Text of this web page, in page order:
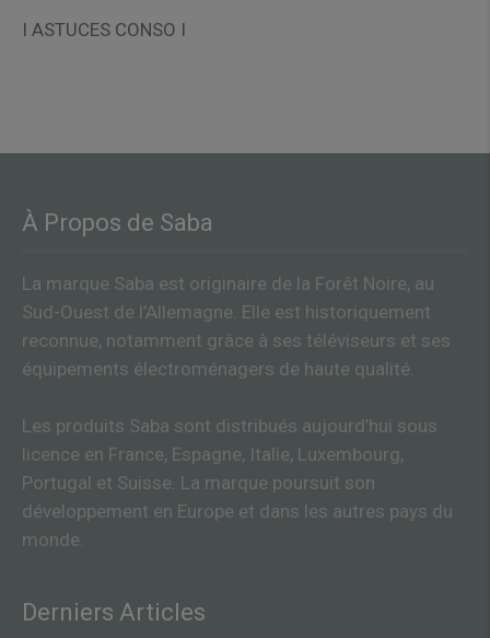
I ASTUCES CONSO I
À Propos de Saba
La marque Saba est originaire de la Forêt Noire, au
Sud-Ouest de l’Allemagne. Elle est historiquement
reconnue, notamment grâce à ses téléviseurs et ses
équipements électroménagers de haute qualité.
Les produits Saba sont distribués aujourd’hui sous
licence en France, Espagne, Italie, Luxembourg,
Portugal et Suisse. La marque poursuit son
développement en Europe et dans les autres pays du
monde.
Derniers Articles